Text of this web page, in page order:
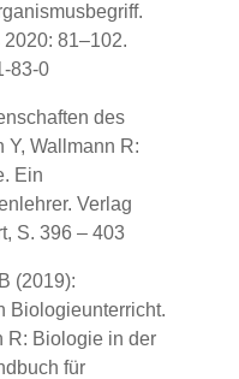
81–102.
83-0
des
Y, Wallmann R:
Ein
Verlag
S. 396 – 403
(2019):
Biologieunterricht.
R: Biologie in der
für